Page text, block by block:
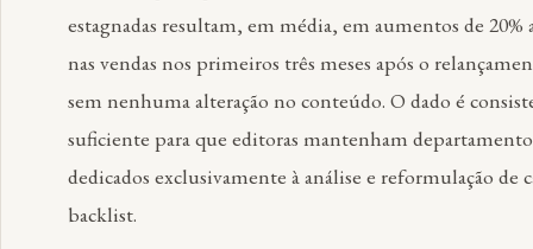
estagnadas resultam, em média, em aumentos de 20%
nas vendas nos primeiros três meses após o
sem nenhuma alteração no conteúdo. O dado é
suficiente para que editoras mantenham
dedicados exclusivamente à análise e reformulação de
backlist.